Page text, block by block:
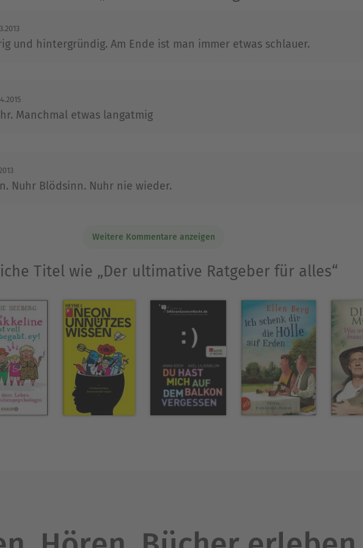
und hintergründig. Am Ende ist man immer etwas schlauer.
Manchmal etwas langatmig
Nuhr Blödsinn. Nuhr nie wieder.
Weitere Kommentare anzeigen
Titel wie „Der ultimative Ratgeber für alles“